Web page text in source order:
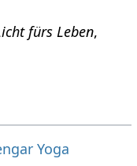
fürs Leben,
Yoga